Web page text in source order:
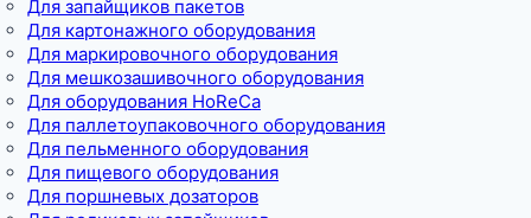
Для запайщиков пакетов
Для картонажного оборудования
Для маркировочного оборудования
Для мешкозашивочного оборудования
Для оборудования HoReCa
Для паллетоупаковочного оборудования
Для пельменного оборудования
Для пищевого оборудования
Для поршневых дозаторов